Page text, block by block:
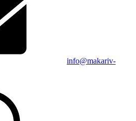
info@makariv-